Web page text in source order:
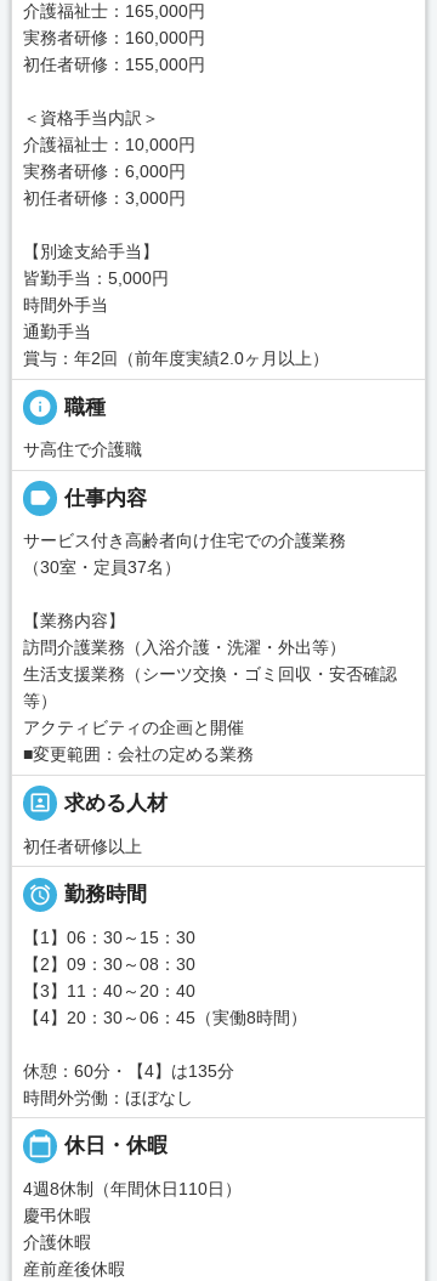
介護福祉士：165,000円
実務者研修：160,000円
初任者研修：155,000円
＜資格手当内訳＞
介護福祉士：10,000円
実務者研修：6,000円
初任者研修：3,000円
【別途支給手当】
皆勤手当：5,000円
時間外手当
通勤手当
賞与：年2回（前年度実績2.0ヶ月以上）
info 職種
サ高住で介護職
label 仕事内容
サービス付き高齢者向け住宅での介護業務
（30室・定員37名）
【業務内容】
訪問介護業務（入浴介護・洗濯・外出等）
生活支援業務（シーツ交換・ゴミ回収・安否確認
等）
アクティビティの企画と開催
■変更範囲：会社の定める業務
portrait 求める人材
初任者研修以上
 勤務時間
【1】06：30～15：30
【2】09：30～08：30
【3】11：40～20：40
【4】20：30～06：45（実働8時間）
休憩：60分・【4】は135分
時間外労働：ほぼなし
calendar_today 休日・休暇
4週8休制（年間休日110日）
慶弔休暇
介護休暇
産前産後休暇